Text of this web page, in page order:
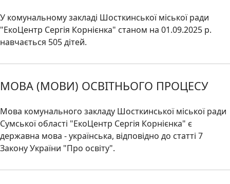
У комунальному закладі Шосткинської міської ради
"ЕкоЦентр Сергія Корнієнка" станом на 01.09.2025 р.
навчається 505 дітей.
МОВА (МОВИ) ОСВІТНЬОГО ПРОЦЕСУ
Мова комунального закладу Шосткинської міської ради
Сумської області "ЕкоЦентр Сергія Корнієнка" є
державна мова - українська, відповідно до статті 7
Закону України "Про освіту".